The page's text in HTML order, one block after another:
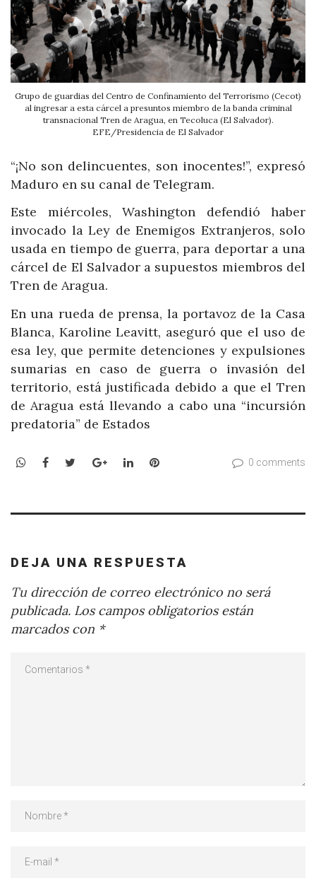
Grupo de guardias del Centro de Confinamiento del Terrorismo (Cecot)
al ingresar a esta cárcel a presuntos miembro de la banda criminal
transnacional Tren de Aragua, en Tecoluca (El Salvador).
EFE/Presidencia de El Salvador
“¡No son delincuentes, son inocentes!”, expresó
Maduro en su canal de Telegram.
Este miércoles, Washington defendió haber
invocado la Ley de Enemigos Extranjeros, solo
usada en tiempo de guerra, para deportar a una
cárcel de El Salvador a supuestos miembros del
Tren de Aragua.
En una rueda de prensa, la portavoz de la Casa
Blanca, Karoline Leavitt, aseguró que el uso de
esa ley, que permite detenciones y expulsiones
sumarias en caso de guerra o invasión del
territorio, está justificada debido a que el Tren
de Aragua está llevando a cabo una “incursión
predatoria” de Estados
WhatsApp
Facebook
TwitterGoogle+LinkedInPinterest 0 comments
DEJA UNA RESPUESTA
Tu dirección de correo electrónico no será
publicada. Los campos obligatorios están
marcados con *